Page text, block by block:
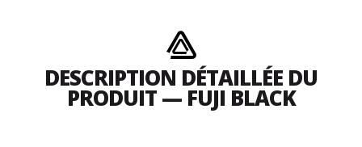
DESCRIPTION DÉTAILLÉE DU
PRODUIT — FUJI BLACK